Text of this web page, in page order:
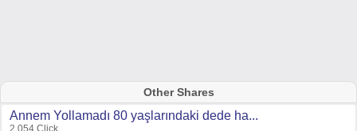
Other Shares
Annem Yollamadı 80 yaşlarındaki dede ha...
2,054 Click